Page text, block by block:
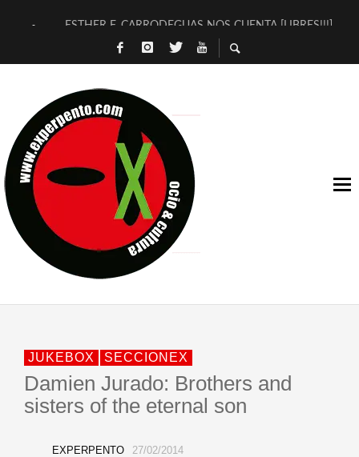
ESTHER F. CARRODEGUAS NOS CUENTA [LIBRES!!!]
[TERRA DE GUAPES] DE SANDRA MONFORT
TIMBRE 4, LA ESCUELA DEL DIRECTOR TEATRAL CLAUDIO
30 AÑOS (NO ES NADA) DE LA KATARSIS DEL TOMATAZO
MILITARES JUDÍAS EN #EXVITA
D’BALDOMEROS REINVENTAN [BITÁCORA 3.0] EN EXVITA
MARSHALL FLASH PRESENTA EN EXVITA [RELATIVA
JOFRE BARDAGÍ EN EXVITA INTERPRETANDO A SERRAT
JUKEBOX SECCIONEX
Damien Jurado: Brothers and
sisters of the eternal son
EXPERPENTO 27/02/2014